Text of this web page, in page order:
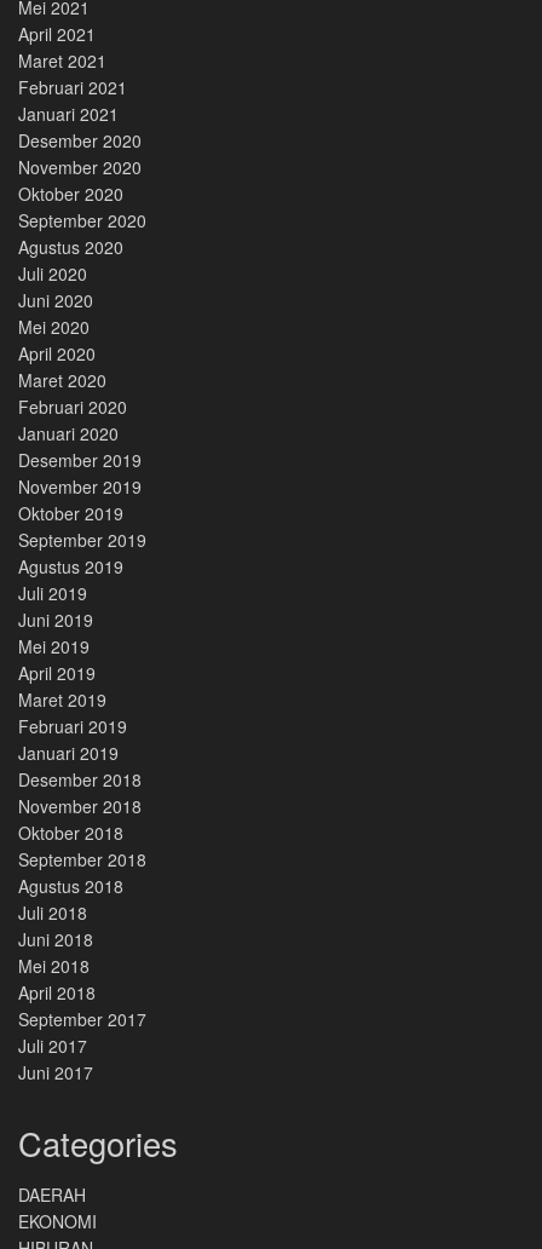
Mei 2021
April 2021
Maret 2021
Februari 2021
Januari 2021
Desember 2020
November 2020
Oktober 2020
September 2020
Agustus 2020
Juli 2020
Juni 2020
Mei 2020
April 2020
Maret 2020
Februari 2020
Januari 2020
Desember 2019
November 2019
Oktober 2019
September 2019
Agustus 2019
Juli 2019
Juni 2019
Mei 2019
April 2019
Maret 2019
Februari 2019
Januari 2019
Desember 2018
November 2018
Oktober 2018
September 2018
Agustus 2018
Juli 2018
Juni 2018
Mei 2018
April 2018
September 2017
Juli 2017
Juni 2017
Categories
DAERAH
EKONOMI